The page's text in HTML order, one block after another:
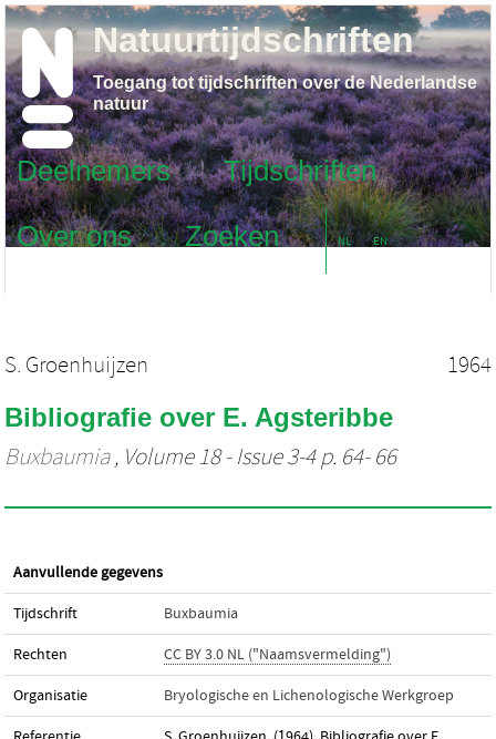
Deelnemers
Tijdschriften
Over ons
Zoeken NL EN
Natuurtijdschriften
Toegang tot tijdschriften over de Nederlandse
natuur
S. Groenhuijzen 1964
Bibliografie over E. Agsteribbe
Buxbaumia, Volume 18 - Issue 3-4 p. 64- 66
Aanvullende gegevens
Tijdschrift Buxbaumia
Rechten CC BY 3.0 NL ("Naamsvermelding")
Organisatie Bryologische en Lichenologische Werkgroep